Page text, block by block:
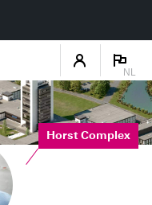
NL
Horst Complex